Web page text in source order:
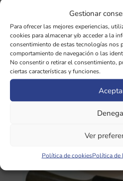
Gestionar
Para ofrecer las mejores experiencias,
cookies para almacenar y/o acceder a la
consentimiento de estas tecnologías nos
comportamiento de navegación o las
No consentir o retirar el consentimiento,
ciertas características y funciones.
Ver
Política de cookiesPolítica de
precio
original
era:
251,75 €.
237,60€El
precio
actual
es:
237,60 €.
¡Oferta!